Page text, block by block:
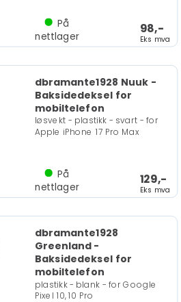
98,-
Eks mva
På
nettlager
dbramante1928 Nuuk -
Baksidedeksel for
mobiltelefon
løsvekt - plastikk - svart - for
Apple iPhone 17 Pro Max
129,-
Eks mva
På
nettlager
dbramante1928
Greenland -
Baksidedeksel for
mobiltelefon
plastikk - blank - for Google
Pixel 10, 10 Pro